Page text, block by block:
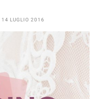
14 LUGLIO 2016